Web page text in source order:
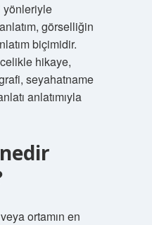
yönleriyle
görselliğin
biçimidir.
hikaye,
seyahatname
anlatımıyla
ortamın en